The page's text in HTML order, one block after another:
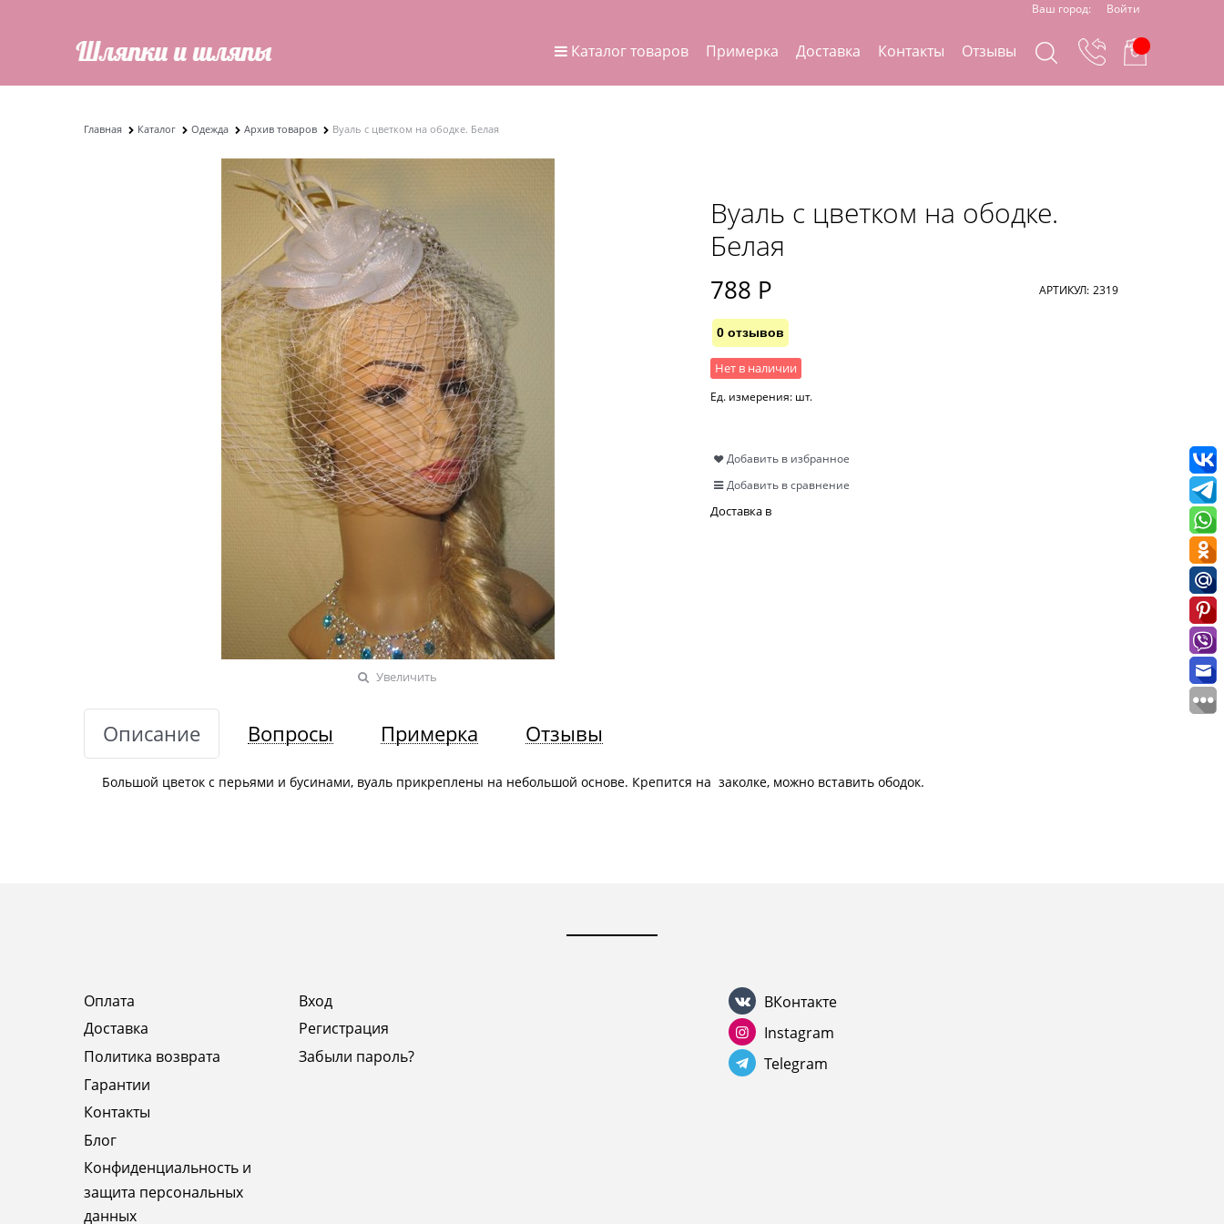
Ваш город: Войти
Каталог товаров Примерка Доставка Контакты Отзывы
Главная Каталог Одежда Архив товаров Вуаль с цветком на ободке. Белая
Увеличить
Вуаль с цветком на ободке.
Белая
788 Р АРТИКУЛ: 2319
0 отзывов
Нет в наличии
Ед. измерения: шт.
Добавить в избранное
Добавить в сравнение
Доставка в
Описание Вопросы Примерка Отзывы
Большой цветок с перьями и бусинами, вуаль прикреплены на небольшой основе. Крепится на заколке, можно вставить ободок.
Оплата
Доставка
Политика возврата
Гарантии
Контакты
Блог
Конфиденциальность и
защита персональных
данных
Вход
Регистрация
Забыли пароль?
ВКонтакте
Instagram
Telegram